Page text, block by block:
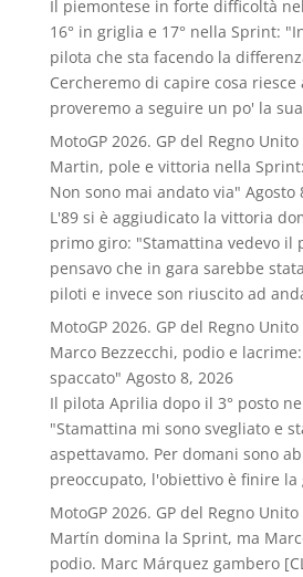
Il piemontese in forte difficoltà
16° in griglia e 17° nella Sprint:
pilota che sta facendo la
Cercheremo di capire cosa
proveremo a seguire un po' la
MotoGP 2026. GP del Regno
Martin, pole e vittoria nella
Non sono mai andato via" Agosto
L'89 si è aggiudicato la vittoria
primo giro: "Stamattina vedevo il
pensavo che in gara sarebbe
piloti e invece son riuscito ad
MotoGP 2026. GP del Regno
Marco Bezzecchi, podio e
spaccato" Agosto 8, 2026
Il pilota Aprilia dopo il 3° posto
"Stamattina mi sono svegliato e
aspettavamo. Per domani sono
preoccupato, l'obiettivo è finire la
MotoGP 2026. GP del Regno
Martín domina la Sprint, ma
podio. Marc Márquez gambero